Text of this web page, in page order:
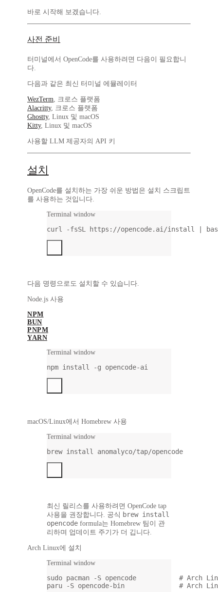
바로 시작해 보겠습니다.
사전 준비
터미널에서 OpenCode를 사용하려면 다음이 필요합니
다.
다음과 같은 최신 터미널 에뮬레이터
WezTerm, 크로스 플랫폼
Alacritty, 크로스 플랫폼
Ghostty, Linux 및 macOS
Kitty, Linux 및 macOS
사용할 LLM 제공자의 API 키
설치
OpenCode를 설치하는 가장 쉬운 방법은 설치 스크립트
를 사용하는 것입니다.
Terminal window
curl -fsSL https://opencode.ai/install
다음 명령으로도 설치할 수 있습니다.
Node.js 사용
NPM
BUN
PNPM
YARN
Terminal window
npm install -g opencode-ai
macOS/Linux에서 Homebrew 사용
Terminal window
brew install anomalyco/tap/opencode
최신 릴리스를 사용하려면 OpenCode tap
사용을 권장합니다. 공식 brew install
opencode formula는 Homebrew 팀이 관
리하며 업데이트 주기가 더 깁니다.
Arch Linux에 설치
Terminal window
sudo pacman -S opencode
# Arch
paru
-S opencode-bin # Arch